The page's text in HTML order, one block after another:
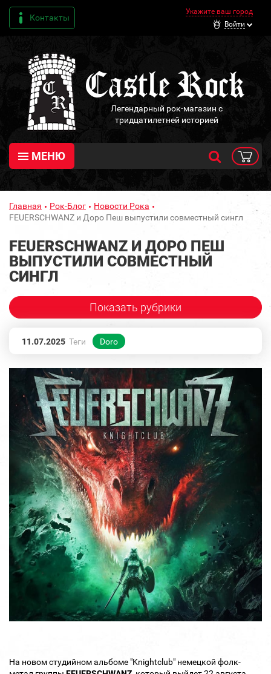
Контакты
Укажите ваш город
Войти
Легендарный рок-магазин с
тридцатилетней историей
МЕНЮ
Главная Рок-Блог
Новости Рока
FEUERSCHWANZ и Доро Пеш выпустили совместный сингл
FEUERSCHWANZ И ДОРО ПЕШ
ВЫПУСТИЛИ СОВМЕСТНЫЙ
СИНГЛ
Показать рубрики
11.07.2025 Теги Doro
На новом студийном альбоме "Knightclub" немецкой фолк-